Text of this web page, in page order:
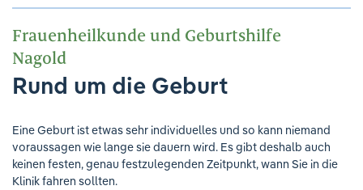
Frauenheilkunde und Geburtshilfe
Nagold
Rund um die Geburt
Eine Geburt ist etwas sehr individuelles und so kann niemand
voraussagen wie lange sie dauern wird. Es gibt deshalb auch
keinen festen, genau festzulegenden Zeitpunkt, wann Sie in die
Klinik fahren sollten.